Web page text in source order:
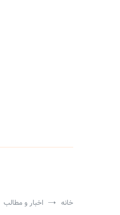
خانه اخبار و مطالب